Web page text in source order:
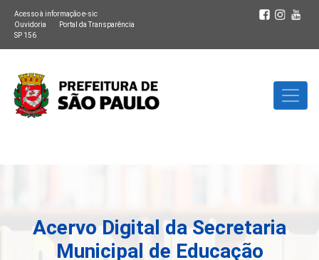
Acesso à informação e-sic
Ouvidoria
Portal da Transparência
SP 156
Acervo Digital da Secretaria
Municipal de Educação